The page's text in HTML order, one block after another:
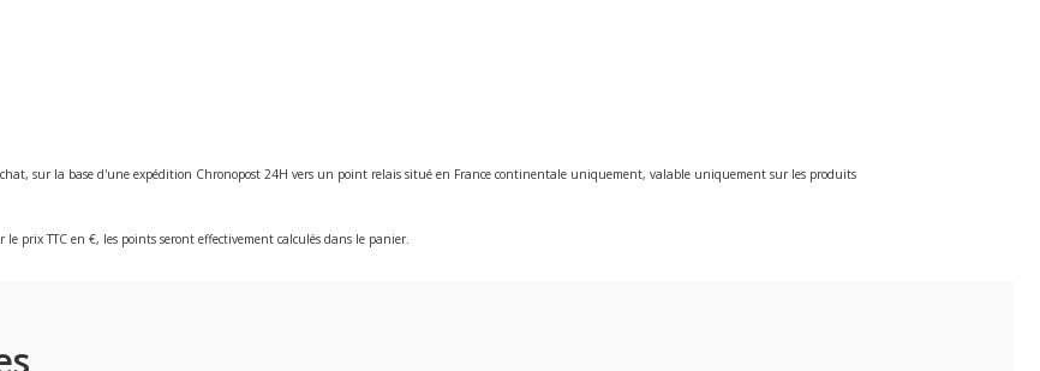
sur la base d'une expédition Chronopost 24H vers un point relais situé en France continentale uniquement, valable uniquement sur les produits
prix TTC en €, les points seront effectivement calculés dans le panier.